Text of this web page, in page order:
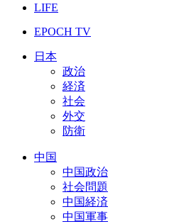
LIFE
EPOCH TV
日本
政治
経済
社会
外交
防衛
中国
中国政治
社会問題
中国経済
中国軍事